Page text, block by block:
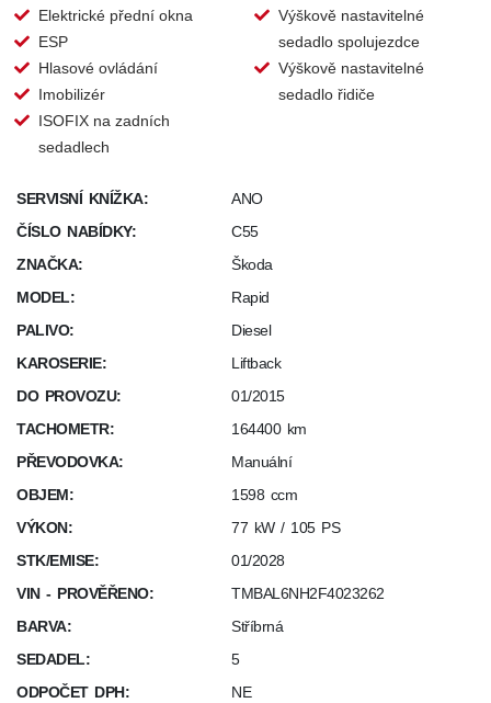
Elektrické přední okna
ESP
Hlasové ovládání
Imobilizér
ISOFIX na zadních
sedadlech
Výškově nastavitelné
sedadlo spolujezdce
Výškově nastavitelné
sedadlo řidiče
SERVISNÍ KNÍŽKA:
ANO
ČÍSLO NABÍDKY:
C55
ZNAČKA:
Škoda
MODEL:
Rapid
PALIVO:
Diesel
KAROSERIE:
Liftback
DO PROVOZU:
01/2015
TACHOMETR:
164400 km
PŘEVODOVKA:
Manuální
OBJEM:
1598 ccm
VÝKON:
77 kW / 105 PS
STK/EMISE:
01/2028
VIN - PROVĚŘENO:
TMBAL6NH2F4023262
BARVA:
Stříbrná
SEDADEL:
5
ODPOČET DPH:
NE